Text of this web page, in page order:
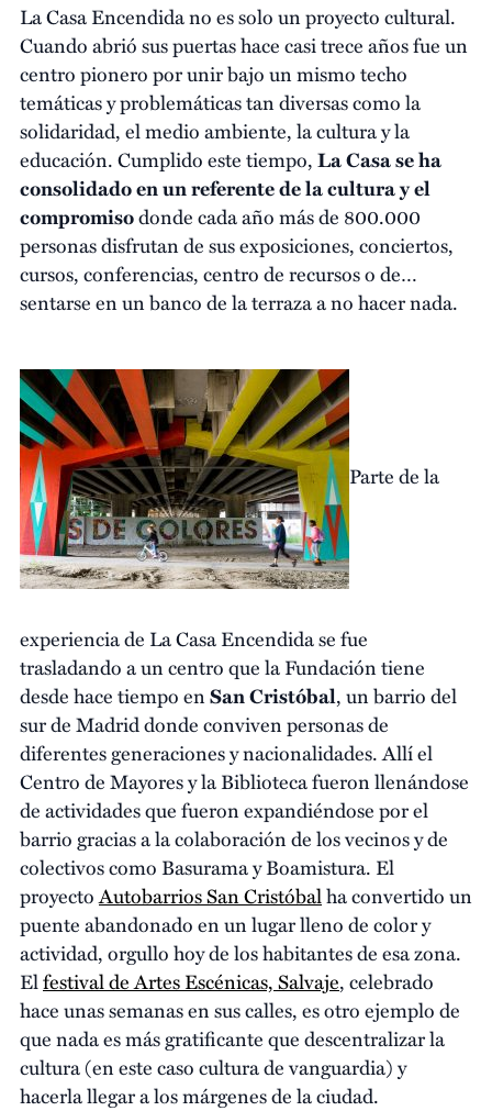
La Casa Encendida no es solo un proyecto cultural.
Cuando abrió sus puertas hace casi trece años fue un
centro pionero por unir bajo un mismo techo
temáticas y problemáticas tan diversas como la
solidaridad, el medio ambiente, la cultura y la
educación. Cumplido este tiempo,La Casa se ha
consolidado en un referente de la cultura y el
compromisodonde cada año más de 800.000
personas disfrutan de sus exposiciones, conciertos,
cursos, conferencias, centro de recursos o de…
sentarse en un banco de la terraza a no hacer nada.
Parte de la
experiencia de La Casa Encendida se fue
trasladando a un centro que la Fundación tiene
desde hace tiempo enSan Cristóbal, un barrio del
sur de Madrid donde conviven personas de
diferentes generaciones y nacionalidades. Allí el
Centro de Mayores y la Biblioteca fueron llenándose
de actividades que fueron expandiéndose por el
barrio gracias a la colaboración de los vecinos y de
colectivos como Basurama y Boamistura. El
proyectoAutobarrios San Cristóbalha convertido un
puente abandonado en un lugar lleno de color y
actividad, orgullo hoy de los habitantes de esa zona.
Elfestival de Artes Escénicas, Salvaje, celebrado
hace unas semanas en sus calles, es otro ejemplo de
que nada es más gratificante que descentralizar la
cultura (en este caso cultura de vanguardia) y
hacerla llegar a los márgenes de la ciudad.